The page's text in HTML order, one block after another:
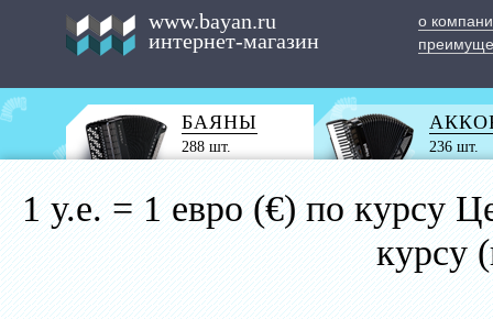
www.bayan.ru
интернет-магазин
о
БАЯНЫ
288 шт. 236 шт.
1 у.е. = 1 евро (€) по курсу
курсу